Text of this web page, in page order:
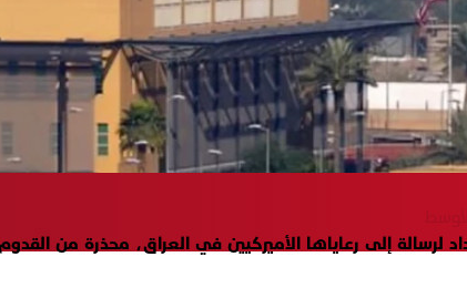
لرسالة إلى رعاياها الأميركيين في العراق، محذرة من